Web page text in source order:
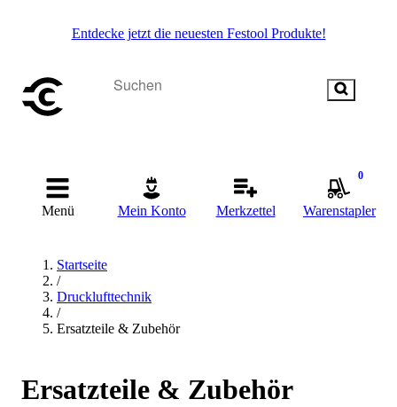
Entdecke jetzt die neuesten Festool Produkte!
Menü Mein Konto Merkzettel
0
Warenstapler
Startseite
/
Drucklufttechnik
/
Ersatzteile & Zubehör
Ersatzteile & Zubehör